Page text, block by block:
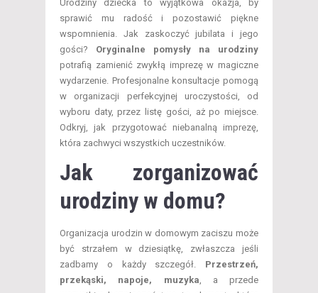
Urodziny dziecka to wyjątkowa okazja, by
sprawić mu radość i pozostawić piękne
wspomnienia. Jak zaskoczyć jubilata i jego
gości? Oryginalne pomysły na urodziny
potrafią zamienić zwykłą imprezę w magiczne
wydarzenie. Profesjonalne konsultacje pomogą
w organizacji perfekcyjnej uroczystości, od
wyboru daty, przez listę gości, aż po miejsce.
Odkryj, jak przygotować niebanalną imprezę,
która zachwyci wszystkich uczestników.
Jak zorganizować
urodziny w domu?
Organizacja urodzin w domowym zaciszu może
być strzałem w dziesiątkę, zwłaszcza jeśli
zadbamy o każdy szczegół. Przestrzeń,
przekąski, napoje, muzyka, a przede